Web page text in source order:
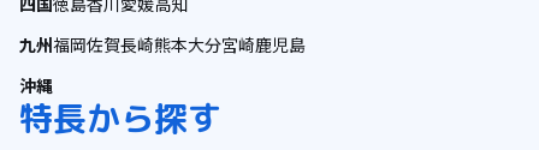
九州福岡佐賀長崎熊本大分宮崎鹿児島
沖縄
特長から探す